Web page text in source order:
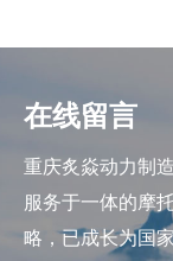
在线留言
重庆炙焱动力制
服务于一体的摩
略，已成长为国